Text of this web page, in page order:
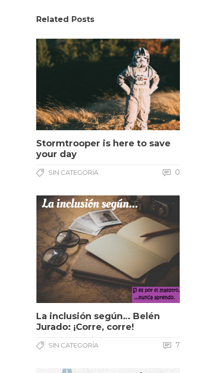
Related Posts
Stormtrooper is here to save
your day
SIN CATEGORÍA 0
La inclusión según… Belén
Jurado: ¡Corre, corre!
SIN CATEGORÍA 7